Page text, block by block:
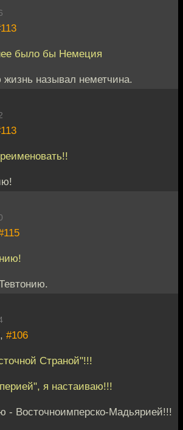
было бы Немеция
называл неметчина.
#106
Страной"!!!
я настаиваю!!!
- Восточноимперско-Мадьярией!!!